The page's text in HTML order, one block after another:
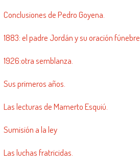
Conclusiones de Pedro Goyena.
1883: el padre Jordán y su oración fúnebre
1926:otra semblanza.
Sus primeros años.
Las lecturas de Mamerto Esquiú.
Sumisión a la ley
Las luchas fratricidas.